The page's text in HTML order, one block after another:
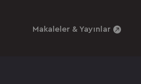
Makaleler & Yayınlar